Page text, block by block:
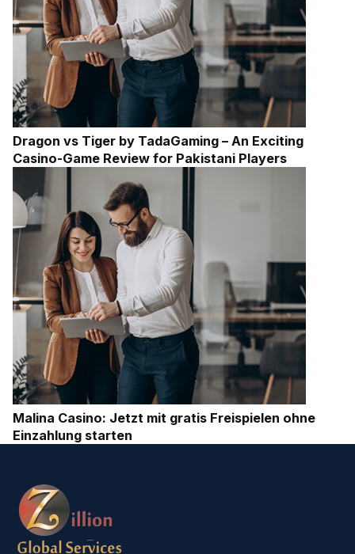
Dragon vs Tiger by TadaGaming – An Exciting
Casino-Game Review for Pakistani Players
Malina Casino: Jetzt mit gratis Freispielen ohne
Einzahlung starten